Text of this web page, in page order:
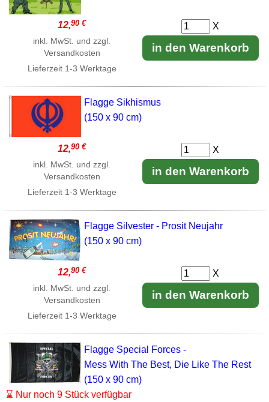
12,90 €
inkl. MwSt. und zzgl.
Versandkosten
Lieferzeit 1-3 Werktage
X
in den Warenkorb
Flagge Sikhismus
(150 x 90 cm)
12,90 €
inkl. MwSt. und zzgl.
Versandkosten
Lieferzeit 1-3 Werktage
X
in den Warenkorb
Flagge Silvester - Prosit Neujahr
(150 x 90 cm)
12,90 €
inkl. MwSt. und zzgl.
Versandkosten
Lieferzeit 1-3 Werktage
X
in den Warenkorb
Flagge Special Forces -
Mess With The Best, Die Like The Rest
(150 x 90 cm)
⌛ Nur noch 9 Stück verfügbar